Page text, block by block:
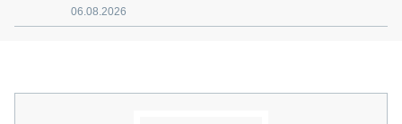
06.08.2026